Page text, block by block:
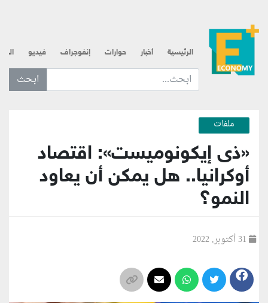
الرئيسية أخبار حوارات إنفوجراف فيديو
ابحث عن... :
ملفات
«ذى إيكونوميست»: اقتصاد
أوكرانيا.. هل يمكن أن يعاود
النمو؟